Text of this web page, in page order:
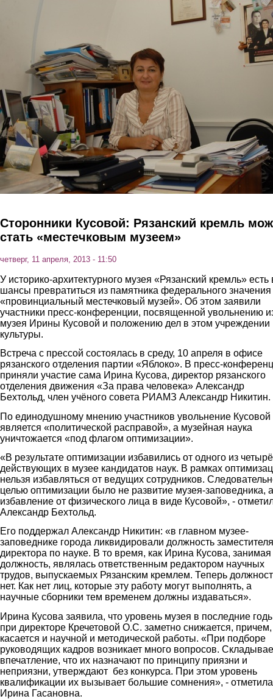
Сторонники Кусовой: Рязанский кремль
стать «местечковым музеем»
четверг, 11 апреля, 2013 - 11:50
У историко-архитектурного музея «Рязанский кремль» есть
шансы превратиться из памятника федерального значения
«провинциальный местечковый музей». Об этом заявили
участники пресс-конференции, посвященной увольнению
музея Ирины Кусовой и положению дел в этом учреждении
культуры.
Встреча с прессой состоялась в среду, 10 апреля в офисе
рязанского отделения партии «Яблоко». В пресс-
приняли участие сама Ирина Кусова, директор рязанского
отделения движения «За права человека» Александр
Бехтольд, член учёного совета РИАМЗ Александр Никитин.
По единодушному мнению участников увольнение Кусовой
является «политической расправой», а музейная наука
уничтожается «под флагом оптимизации».
«В результате оптимизации избавились от одного из
действующих в музее кандидатов наук. В рамках
нельзя избавляться от ведущих сотрудников.
целью оптимизации было не развитие музея-заповедника, а
избавление от физического лица в виде Кусовой», -
Александр Бехтольд.
Его поддержал Александр Никитин: «в главном музее-
заповеднике города ликвидировали должность заместителя
директора по науке. В то время, как Ирина Кусова, занимая
должность, являлась ответственным редактором научных
трудов, выпускаемых Рязанским кремлем. Теперь
нет. Как нет лиц, которые эту работу могут выполнять, а
научные сборники тем временем должны издаваться».
Ирина Кусова заявила, что уровень музея в последние
при директоре Кречетовой О.С. заметно снижается, причем,
касается и научной и методической работы. «При подборе
руководящих кадров возникает много вопросов.
впечатление, что их назначают по принципу приязни и
неприязни, утверждают без конкурса. При этом уровень
квалификации их вызывает большие сомнения», - отметила
Ирина Гасановна.